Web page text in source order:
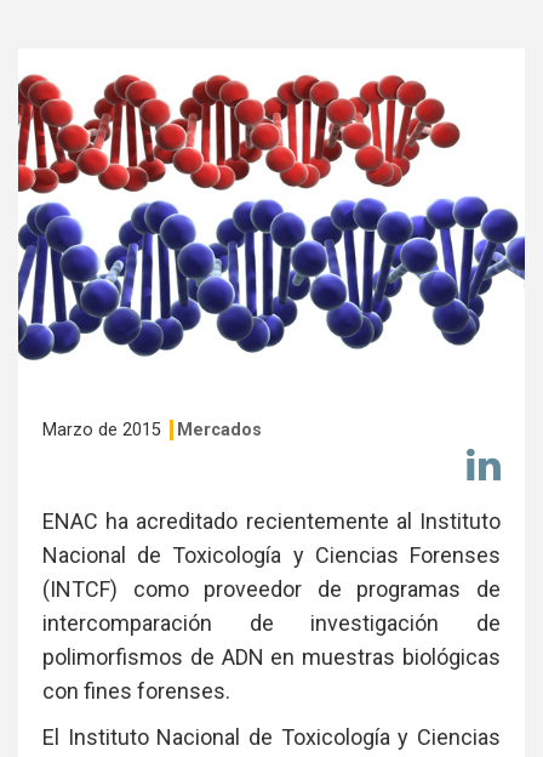
Marzo de 2015 Mercados
ENAC ha acreditado recientemente al Instituto
Nacional de Toxicología y Ciencias Forenses
(INTCF) como proveedor de programas de
intercomparación de investigación de
polimorfismos de ADN en muestras biológicas
con fines forenses.
El Instituto Nacional de Toxicología y Ciencias